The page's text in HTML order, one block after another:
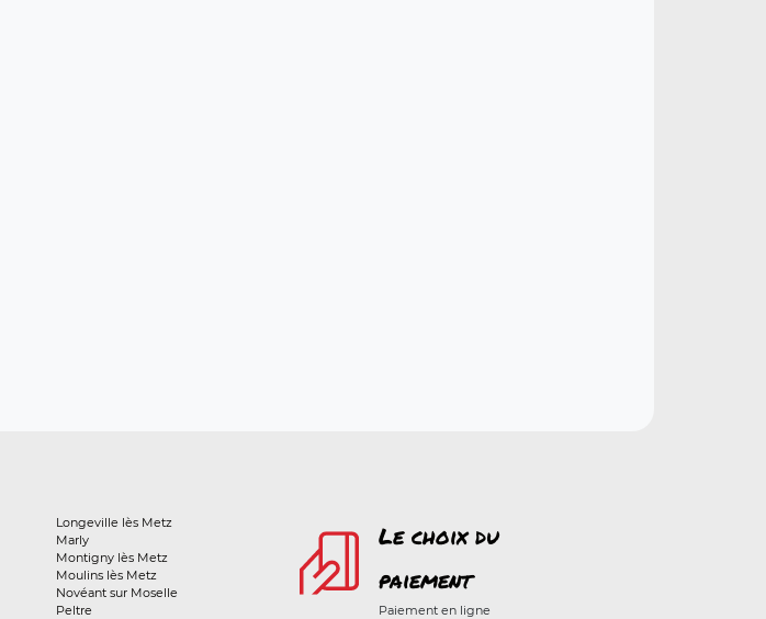
Longeville lès Metz
Marly
Montigny lès Metz
Moulins lès Metz
Novéant sur Moselle
Peltre
Le choix du
paiement
Paiement en ligne